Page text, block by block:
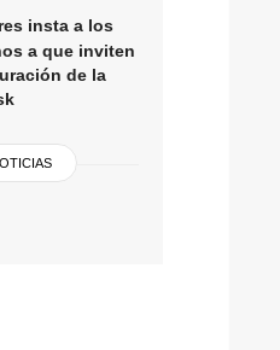
insta a los
a que inviten
de la